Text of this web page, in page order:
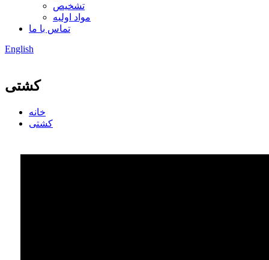
تشخیص
مواد اولیه
تماس با ما
English
کشتی
خانه
کشتی